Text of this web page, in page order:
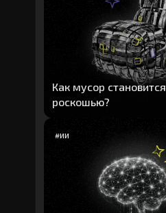
Как мусор становится
роскошью?
#ИИ